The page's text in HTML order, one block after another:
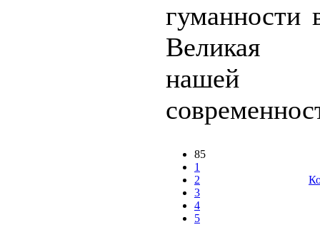
гуманности
Великая
нашей
85
1
2
3
4
5